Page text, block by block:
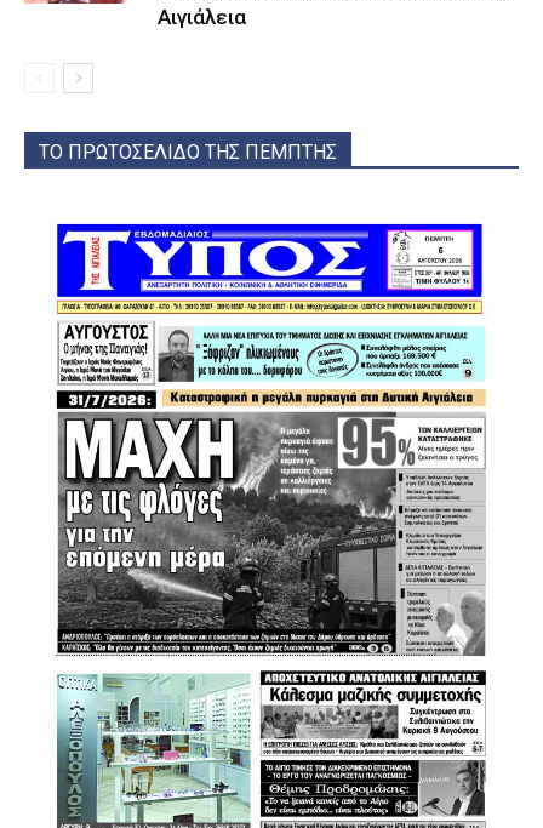
Αιγιάλεια
ΤΟ ΠΡΩΤΟΣΕΛΙΔΟ ΤΗΣ ΠΕΜΠΤΗΣ